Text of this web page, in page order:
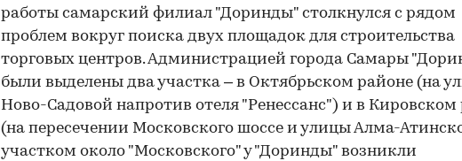
работы самарский филиал "Доринды" столкнулся с рядом
проблем вокруг поиска двух площадок для строительства
торговых центров. Администрацией города Самары
были выделены два участка – в Октябрьском районе (на
Ново-Садовой напротив отеля "Ренессанс") и в Кировском
(на пересечении Московского шоссе и улицы Алма-
участком около "Московского" у "Доринды" возникли